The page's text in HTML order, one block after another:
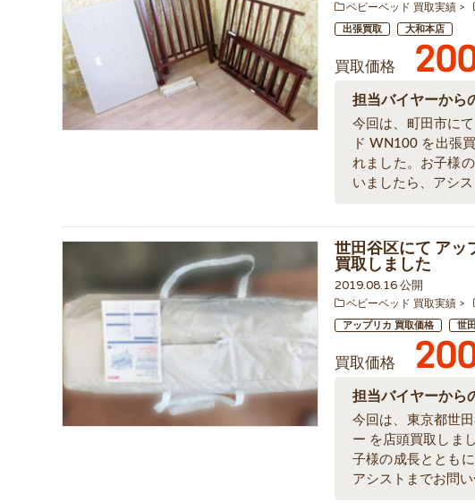
ベビーベッド 買取実績
出張買取 大和本店
買取価格
担当バイヤーから
今回は、町田市に
ド WN100 を出張
れました。お子様
いましたら、アシ
世田谷区にて アッ
買取しました
2019.08.16 公開
ベビーベッド 買取実績
アップリカ 買取価格 世
買取価格
担当バイヤーから
今回は、東京都世
ー を店頭買取しま
子様の成長ととも
アシストまでお問い